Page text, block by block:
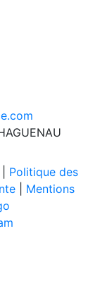
Politique des
| Mentions